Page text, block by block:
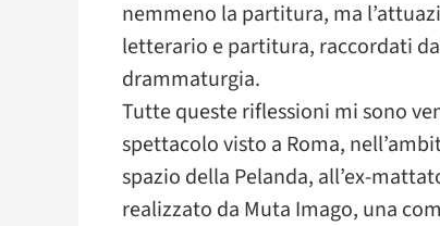
nemmeno la partitura, ma
letterario e partitura, raccordati
drammaturgia.
Tutte queste riflessioni mi sono
spettacolo visto a Roma,
spazio della Pelanda, all’ex-
realizzato da Muta Imago, una